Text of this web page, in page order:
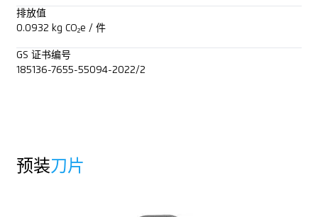
排放值
0.0932 kg CO₂e / 件
GS 证书编号
185136-7655-55094-2022/2
预装刀片